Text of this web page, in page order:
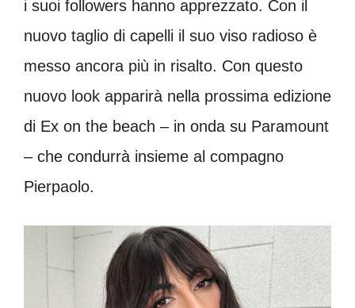
i suoi followers hanno apprezzato. Con il
nuovo taglio di capelli il suo viso radioso è
messo ancora più in risalto. Con questo
nuovo look apparirà nella prossima edizione
di Ex on the beach – in onda su Paramount
– che condurrà insieme al compagno
Pierpaolo.